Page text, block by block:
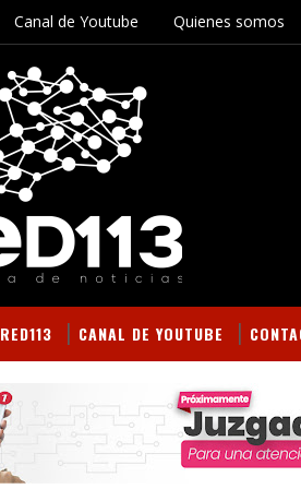
Canal de Youtube Quienes somos
RED113 CANAL DE YOUTUBE